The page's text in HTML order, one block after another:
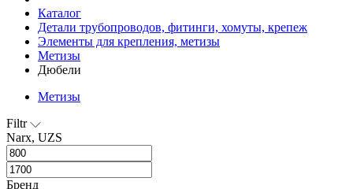
Каталог
Детали трубопроводов, фитинги, хомуты, крепеж
Элементы для крепления, метизы
Метизы
Дюбели
Метизы
Filtr
Narx, UZS
Бренд